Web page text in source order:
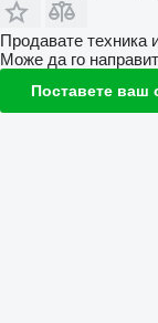
Продавате техника
Може да го
Поставете ваш